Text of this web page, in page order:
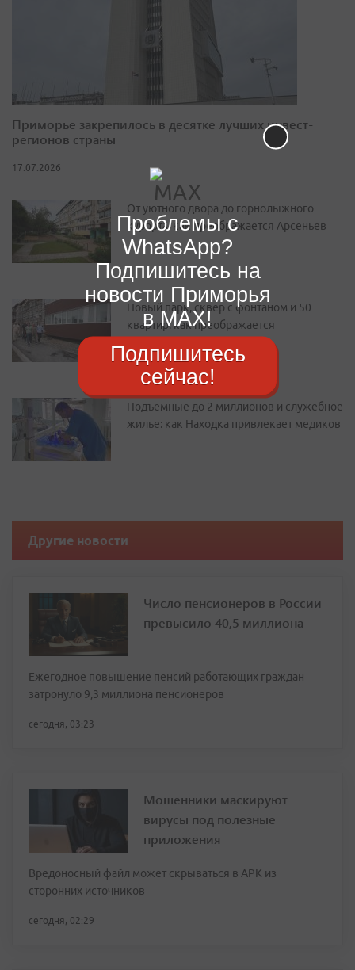
Приморье закрепилось в десятке лучших инвест-
регионов страны
17.07.2026
От уютного двора до горнолыжного
курорта: как преображается Арсеньев
Новый парк, сквер с фонтаном и 50
квартир: как преображается
Подъемные до 2 миллионов и служебное
жилье: как Находка привлекает медиков
Другие новости
Число пенсионеров в России
превысило 40,5 миллиона
Ежегодное повышение пенсий работающих граждан
затронуло 9,3 миллиона пенсионеров
сегодня, 03:23
Мошенники маскируют
вирусы под полезные
приложения
Вредоносный файл может скрываться в APK из
сторонних источников
сегодня, 02:29
Проблемы с
WhatsApp?
Подпишитесь на
новости Приморья
в MAX!
Подпишитесь
сейчас!